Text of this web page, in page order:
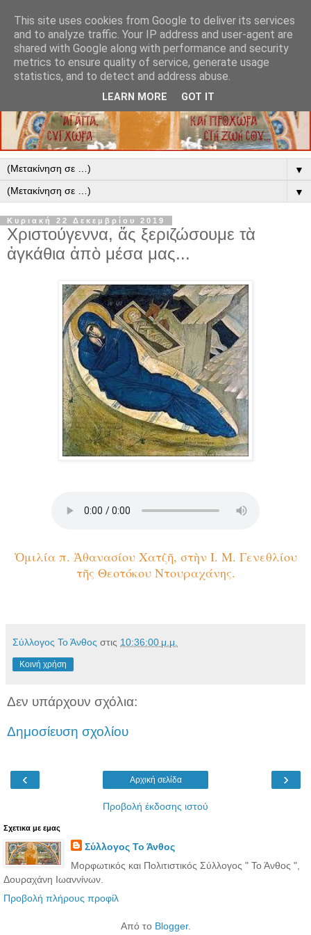
▼
▼
Κυριακή 22 Δεκεμβρίου 2019
Χριστούγεννα, ἄς ξεριζώσουμε τὰ
ἀγκάθια ἀπὸ μέσα μας...
Ὁμιλία π. Ἀθανασίου Χατζῆ, στὴν Ι. Μ. Γενεθλίου
τῆς Θεοτόκου Ντουραχάνης.
Σύλλογος Το Άνθος στις 10:36:00 μ.μ.
Κοινή χρήση
Δεν υπάρχουν σχόλια:
Δημοσίευση σχολίου
‹ ›
Αρχική σελίδα
Προβολή έκδοσης ιστού
Σχετικα με εμας
Σύλλογος Το Άνθος
Μορφωτικός και Πολιτιστικός Σύλλογος " Το Άνθος ",
Δουραχάνη Ιωαννίνων.
Προβολή πλήρους προφίλ
Από το Blogger.
This site uses cookies from Google to deliver its services
and to analyze traffic. Your IP address and user-agent are
shared with Google along with performance and security
metrics to ensure quality of service, generate usage
statistics, and to detect and address abuse.
LEARN MORE GOT IT